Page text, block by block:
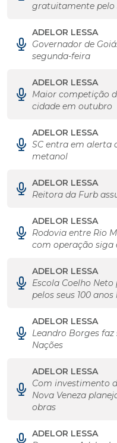
gratuitamente pelo
ADELOR LESSA
Governador de
segunda-feira
ADELOR LESSA
Maior competição
cidade em outubro
ADELOR LESSA
SC entra em alerta
metanol
ADELOR LESSA
Reitora da Furb
ADELOR LESSA
Rodovia entre Rio
com operação siga
ADELOR LESSA
Escola Coelho
pelos seus 100
ADELOR LESSA
Leandro Borges
Nações
ADELOR LESSA
Com investimento
Nova Veneza
obras
ADELOR LESSA